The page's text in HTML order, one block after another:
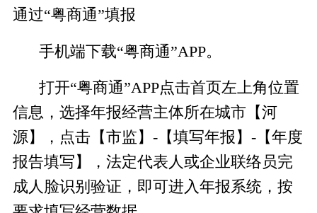
通过“粤商通”填报
手机端下载“粤商通”APP。
打开“粤商通”APP点击首页左上角位置
信息，选择年报经营主体所在城市【河
源】，点击【市监】 -【填写年报】 -【年度
报告填写】，法定代表人或企业联络员完
成人脸识别验证，即可进入年报系统，按